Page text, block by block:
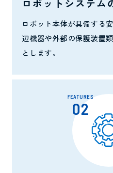
ロボットシステム
ロボット本体が具備する
辺機器や外部の保護装置
とします。
FEATURES
02